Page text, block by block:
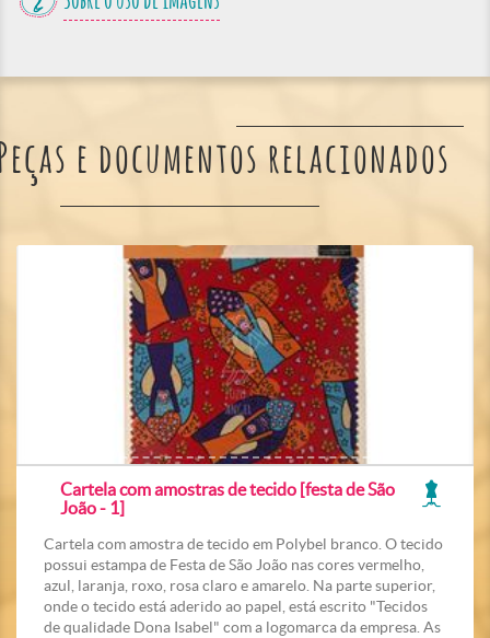
e documentos relacionados
Cartela com amostras de tecido [festa de São
João - 1]
Cartela com amostra de tecido em Polybel branco. O tecido
possui estampa de Festa de São João nas cores vermelho,
azul, laranja, roxo, rosa claro e amarelo. Na parte superior,
onde o tecido está aderido ao papel, está escrito "Tecidos
de qualidade Dona Isabel" com a logomarca da empresa. As